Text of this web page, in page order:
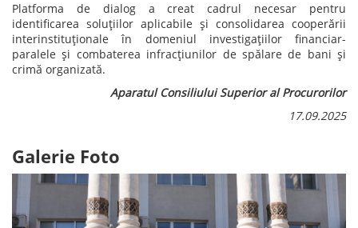
Platforma de dialog a creat cadrul necesar pentru
identificarea soluțiilor aplicabile și consolidarea cooperării
interinstituționale în domeniul investigațiilor financiar-
paralele și combaterea infracțiunilor de spălare de bani și
crimă organizată.
Aparatul Consiliului Superior al Procurorilor
17.09.2025
Galerie Foto